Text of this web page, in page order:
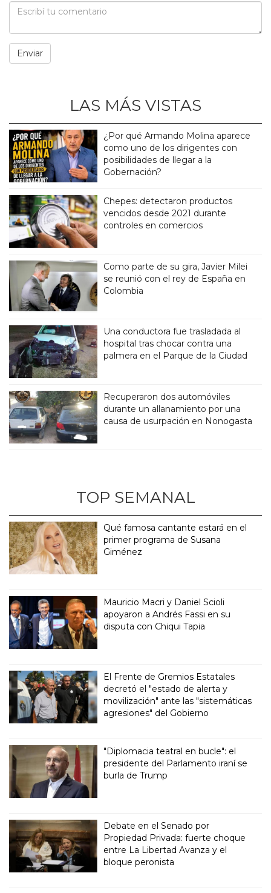
LAS MÁS VISTAS
¿Por qué Armando Molina aparece
como uno de los dirigentes con
posibilidades de llegar a la
Gobernación?
Chepes: detectaron productos
vencidos desde 2021 durante
controles en comercios
Como parte de su gira, Javier Milei
se reunió con el rey de España en
Colombia
Una conductora fue trasladada al
hospital tras chocar contra una
palmera en el Parque de la Ciudad
Recuperaron dos automóviles
durante un allanamiento por una
causa de usurpación en Nonogasta
TOP SEMANAL
Qué famosa cantante estará en el
primer programa de Susana
Giménez
Mauricio Macri y Daniel Scioli
apoyaron a Andrés Fassi en su
disputa con Chiqui Tapia
El Frente de Gremios Estatales
decretó el "estado de alerta y
movilización" ante las "sistemáticas
agresiones" del Gobierno
"Diplomacia teatral en bucle": el
presidente del Parlamento iraní se
burla de Trump
Debate en el Senado por
Propiedad Privada: fuerte choque
entre La Libertad Avanza y el
bloque peronista